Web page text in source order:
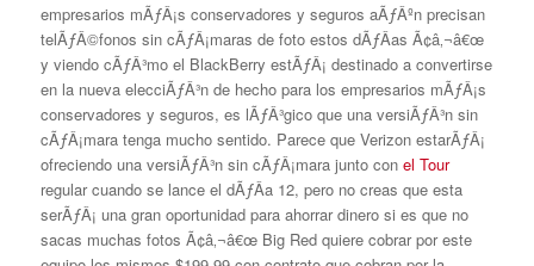
empresarios mÃƒÂ¡s conservadores y seguros aÃƒÂºn precisan
telÃƒÂ©fonos sin cÃƒÂ¡maras de foto estos dÃƒÂ­as Ã¢â‚¬â€œ
y viendo cÃƒÂ³mo el BlackBerry estÃƒÂ¡ destinado a convertirse
en la nueva elecciÃƒÂ³n de hecho para los empresarios mÃƒÂ¡s
conservadores y seguros, es lÃƒÂ³gico que una versiÃƒÂ³n sin
cÃƒÂ¡mara tenga mucho sentido. Parece que Verizon estarÃƒÂ¡
ofreciendo una versiÃƒÂ³n sin cÃƒÂ¡mara junto con el Tour
regular cuando se lance el dÃƒÂ­a 12, pero no creas que esta
serÃƒÂ¡ una gran oportunidad para ahorrar dinero si es que no
sacas muchas fotos Ã¢â‚¬â€œ Big Red quiere cobrar por este